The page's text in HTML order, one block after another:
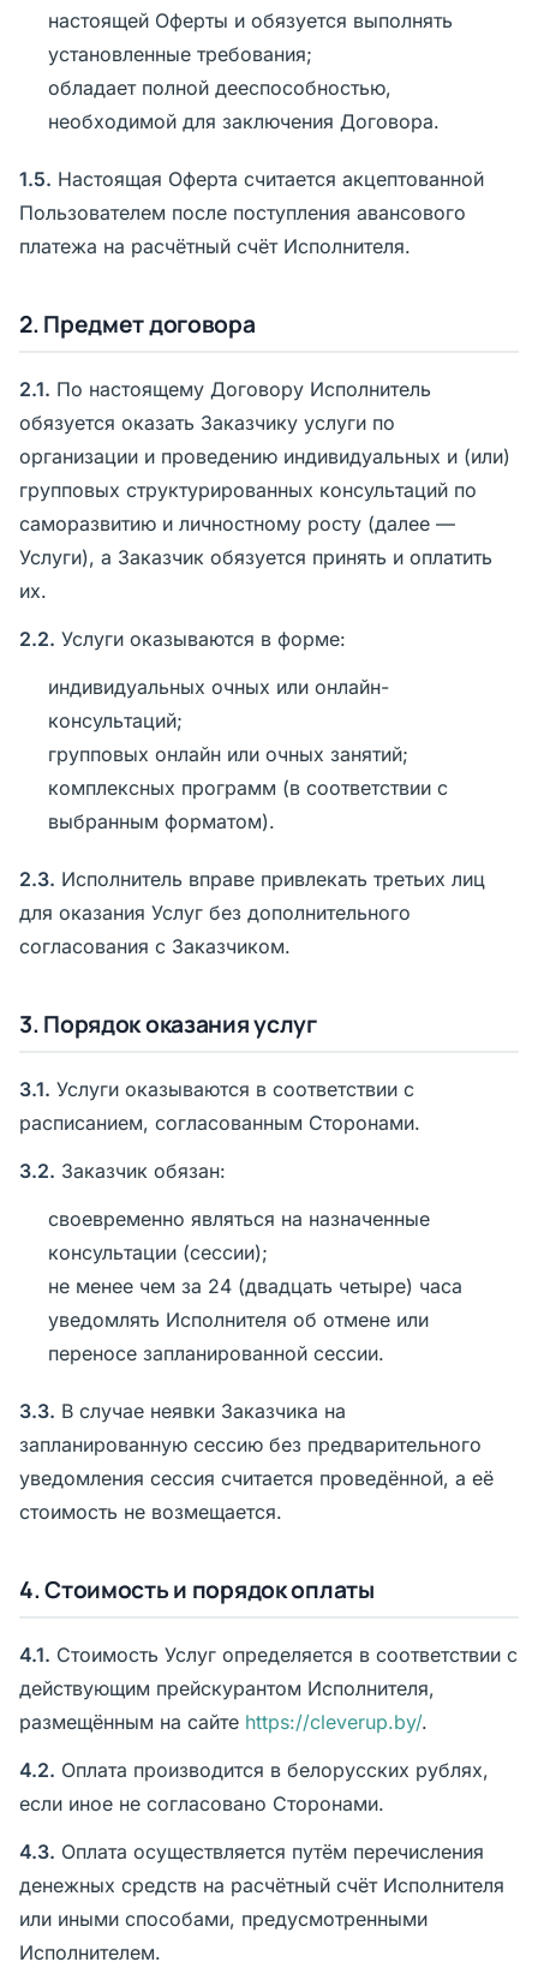
настоящей Оферты и обязуется выполнять
установленные требования;
обладает полной дееспособностью,
необходимой для заключения Договора.
1.5. Настоящая Оферта считается акцептованной
Пользователем после поступления авансового
платежа на расчётный счёт Исполнителя.
2. Предмет договора
2.1. По настоящему Договору Исполнитель
обязуется оказать Заказчику услуги по
организации и проведению индивидуальных и (или)
групповых структурированных консультаций по
саморазвитию и личностному росту (далее —
Услуги), а Заказчик обязуется принять и оплатить
их.
2.2. Услуги оказываются в форме:
индивидуальных очных или онлайн-
консультаций;
групповых онлайн или очных занятий;
комплексных программ (в соответствии с
выбранным форматом).
2.3. Исполнитель вправе привлекать третьих лиц
для оказания Услуг без дополнительного
согласования с Заказчиком.
3. Порядок оказания услуг
3.1. Услуги оказываются в соответствии с
расписанием, согласованным Сторонами.
3.2. Заказчик обязан:
своевременно являться на назначенные
консультации (сессии);
не менее чем за 24 (двадцать четыре) часа
уведомлять Исполнителя об отмене или
переносе запланированной сессии.
3.3. В случае неявки Заказчика на
запланированную сессию без предварительного
уведомления сессия считается проведённой, а её
стоимость не возмещается.
4. Стоимость и порядок оплаты
4.1. Стоимость Услуг определяется в соответствии с
действующим прейскурантом Исполнителя,
размещённым на сайте https://cleverup.by/.
4.2. Оплата производится в белорусских рублях,
если иное не согласовано Сторонами.
4.3. Оплата осуществляется путём перечисления
денежных средств на расчётный счёт Исполнителя
или иными способами, предусмотренными
Исполнителем.